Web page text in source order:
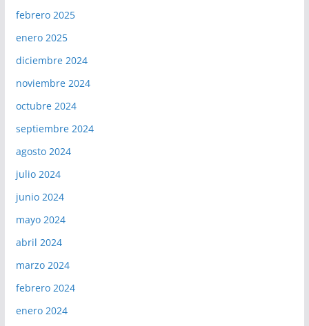
febrero 2025
enero 2025
diciembre 2024
noviembre 2024
octubre 2024
septiembre 2024
agosto 2024
julio 2024
junio 2024
mayo 2024
abril 2024
marzo 2024
febrero 2024
enero 2024